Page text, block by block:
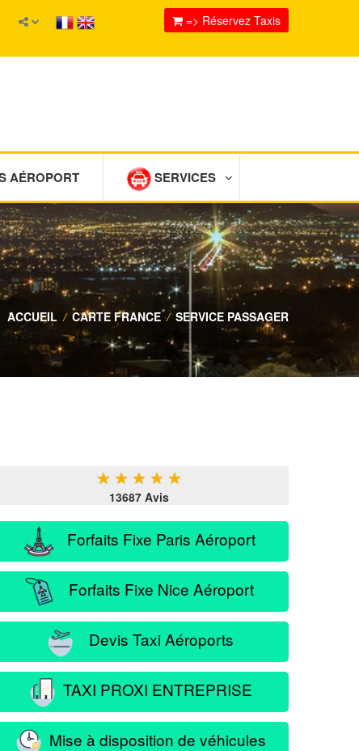
=> Réservez Taxis
AÉROPORT SERVICES
ACCUEIL / CARTE FRANCE / SERVICE PASSAGER
★ ★ ★ ★ ★
13687 Avis
Forfaits Fixe Paris Aéroport
Forfaits Fixe Nice Aéroport
Devis Taxi Aéroports
TAXI PROXI ENTREPRISE
Mise à disposition de véhicules